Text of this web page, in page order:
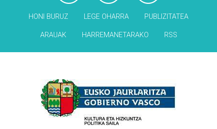
HONI BURUZ LEGE OHARRA PUBLIZITATEA
ARAUAK HARREMANETARAKO RSS